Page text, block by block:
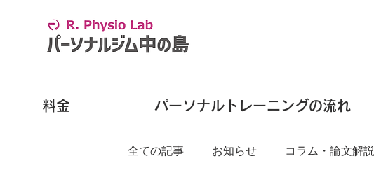
料金 パーソナルトレーニングの流れ
全ての記事 お知らせ コラム・論文解説